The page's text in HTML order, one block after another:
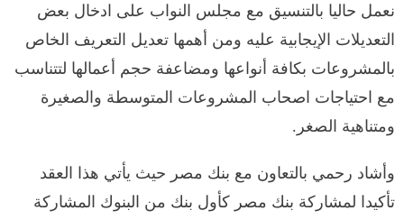
نعمل حاليا بالتنسيق مع مجلس النواب على ادخال بعض
التعديلات الإيجابية عليه ومن أهمها تعديل التعريف الخاص
بالمشروعات بكافة أنواعها ومضاعفة حجم أعمالها لتتناسب
مع احتياجات اصحاب المشروعات المتوسطة والصغيرة
ومتناهية الصغر.
وأشاد رحمي بالتعاون مع بنك مصر حيث يأتي هذا العقد
تأكيدا لمشاركة بنك مصر كأول بنك من البنوك المشاركة